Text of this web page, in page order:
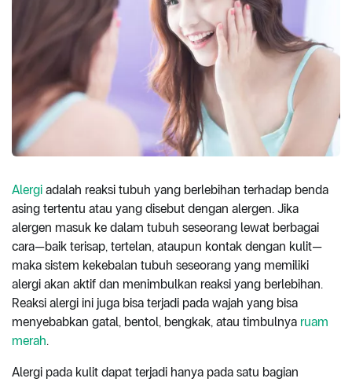
Alergi adalah reaksi tubuh yang berlebihan terhadap benda
asing tertentu atau yang disebut dengan alergen. Jika
alergen masuk ke dalam tubuh seseorang lewat berbagai
cara—baik terisap, tertelan, ataupun kontak dengan kulit—
maka sistem kekebalan tubuh seseorang yang memiliki
alergi akan aktif dan menimbulkan reaksi yang berlebihan.
Reaksi alergi ini juga bisa terjadi pada wajah yang bisa
menyebabkan gatal, bentol, bengkak, atau timbulnya ruam
merah.
Alergi pada kulit dapat terjadi hanya pada satu bagian